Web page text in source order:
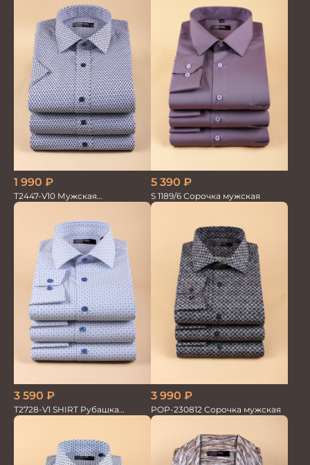
1 990 ₽
T2447-V10 Мужская
текстильная рубашка /
5 390 ₽
S 1189/6 Сорочка мужская
3 590 ₽
T2728-V1 SHIRT Рубашка
мужская
3 990 ₽
POP-230812 Сорочка мужская